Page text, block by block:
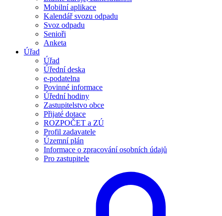
Mobilní aplikace
Kalendář svozu odpadu
Svoz odpadu
Senioři
Anketa
Úřad
Úřad
Úřední deska
e-podatelna
Povinné informace
Úřední hodiny
Zastupitelstvo obce
Přijaté dotace
ROZPOČET a ZÚ
Profil zadavatele
Územní plán
Informace o zpracování osobních údajů
Pro zastupitele